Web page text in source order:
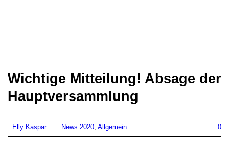
Wichtige Mitteilung! Absage der
Hauptversammlung
Elly Kaspar News 2020, Allgemein 0